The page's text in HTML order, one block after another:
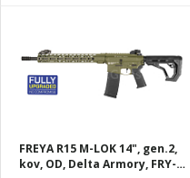
FREYA R15 M-LOK 14", gen.2,
kov, OD, Delta Armory, FRY-